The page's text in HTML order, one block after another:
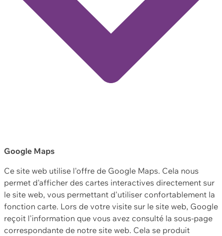
Google Maps
Ce site web utilise l'offre de Google Maps. Cela nous
permet d'afficher des cartes interactives directement sur
le site web, vous permettant d'utiliser confortablement la
fonction carte. Lors de votre visite sur le site web, Google
reçoit l'information que vous avez consulté la sous-page
correspondante de notre site web. Cela se produit